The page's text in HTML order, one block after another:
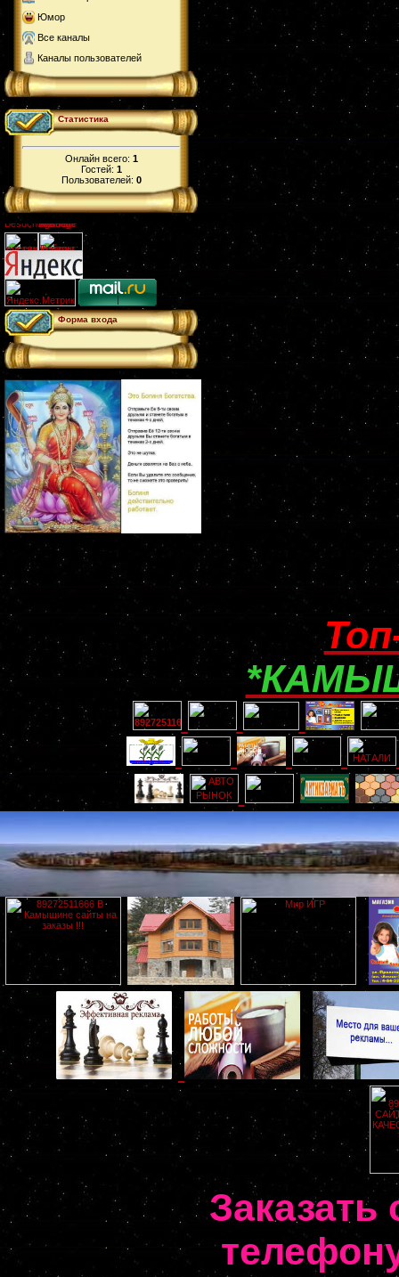
Юмор
Все каналы
Каналы пользователей
Статистика
Онлайн всего: 1
Гостей: 1
Пользователей: 0
Форма входа